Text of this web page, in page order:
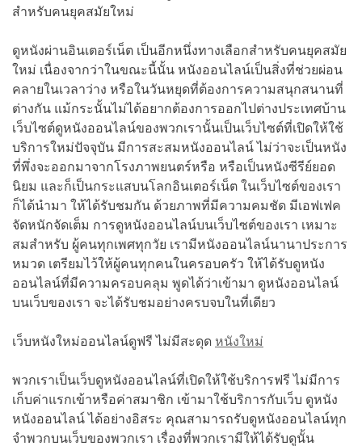
สำหรับคนยุคสมัยใหม่
ดูหนังผ่านอินเตอร์เน็ต เป็นอีกหนึ่งทางเลือกสำหรับคนยุคสมัย
ใหม่ เนื่องจากว่าในขณะนี้นั้น หนังออนไลน์เป็นสิ่งที่ช่วยผ่อน
คลายในเวลาว่าง หรือในวันหยุดที่ต้องการความสนุกสนานที่
ต่างกัน แม้กระนั้นไม่ได้อยากต้องการออกไปต่างประเทศบ้าน
เว็บไซต์ดูหนังออนไลน์ของพวกเรานั้นเป็นเว็บไซต์ที่เปิดให้ใช้
บริการใหม่ปัจจุบัน มีการสะสมหนังออนไลน์ ไม่ว่าจะเป็นหนัง
ที่พึ่งจะออกมาจากโรงภาพยนตร์หรือ หรือเป็นหนังซีรีย์ยอด
นิยม และก็เป็นกระแสบนโลกอินเตอร์เน็ต ในเว็บไซต์ของเรา
ก็ได้นำมา ให้ได้รับชมกัน ด้วยภาพที่มีความคมชัด มีเอฟเฟค
จัดหนักจัดเต็ม การดูหนังออนไลน์บนเว็บไซต์ของเรา เหมาะ
สมสำหรับ ผู้คนทุกเพศทุกวัย เรามีหนังออนไลน์นานาประการ
หมวด เตรียมไว้ให้ผู้คนทุกคนในครอบครัว ให้ได้รับดูหนัง
ออนไลน์ที่มีความครอบคลุม พูดได้ว่าเข้ามา ดูหนังออนไลน์
บนเว็บของเรา จะได้รับชมอย่างครบจบในที่เดียว
เว็บหนังใหม่ออนไลน์ดูฟรี ไม่มีสะดุด หนังใหม่
พวกเราเป็นเว็บดูหนังออนไลน์ที่เปิดให้ใช้บริการฟรี ไม่มีการ
เก็บค่าแรกเข้าหรือค่าสมาชิก เข้ามาใช้บริการกับเว็บ ดูหนัง
หนังออนไลน์ ได้อย่างอิสระ คุณสามารถรับดูหนังออนไลน์ทุก
จำพวกบนเว็บของพวกเรา เรื่องที่พวกเรามีให้ได้รับดูนั้น